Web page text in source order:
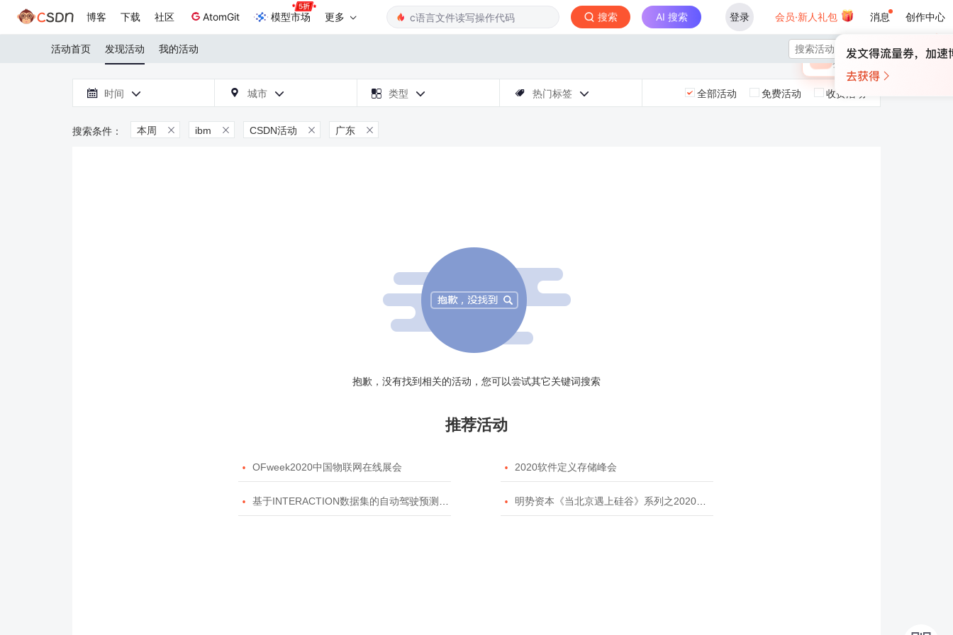
博客 下载 社区 AtomGit 模型市场 更多 搜索 AI 搜索 登录 会员·新人礼包 消息 创作中心
×
🎁 未登录
登录领取最高
活动首页 发现活动 我的活动 
 时间   城市   类型   热门标签  全部活动 免费活动 收费活动
本周  ibm  CSDN活动  广东 
抱歉，没有找到相关的活动，您可以尝试其它关键词搜索
推荐活动
 OFweek2020中国物联网在线展会  2020软件定义存储峰会
 基于INTERACTION数据集的自动驾驶预测模型挑战赛  明势资本《当北京遇上硅谷》系列之2020年度开源峰会